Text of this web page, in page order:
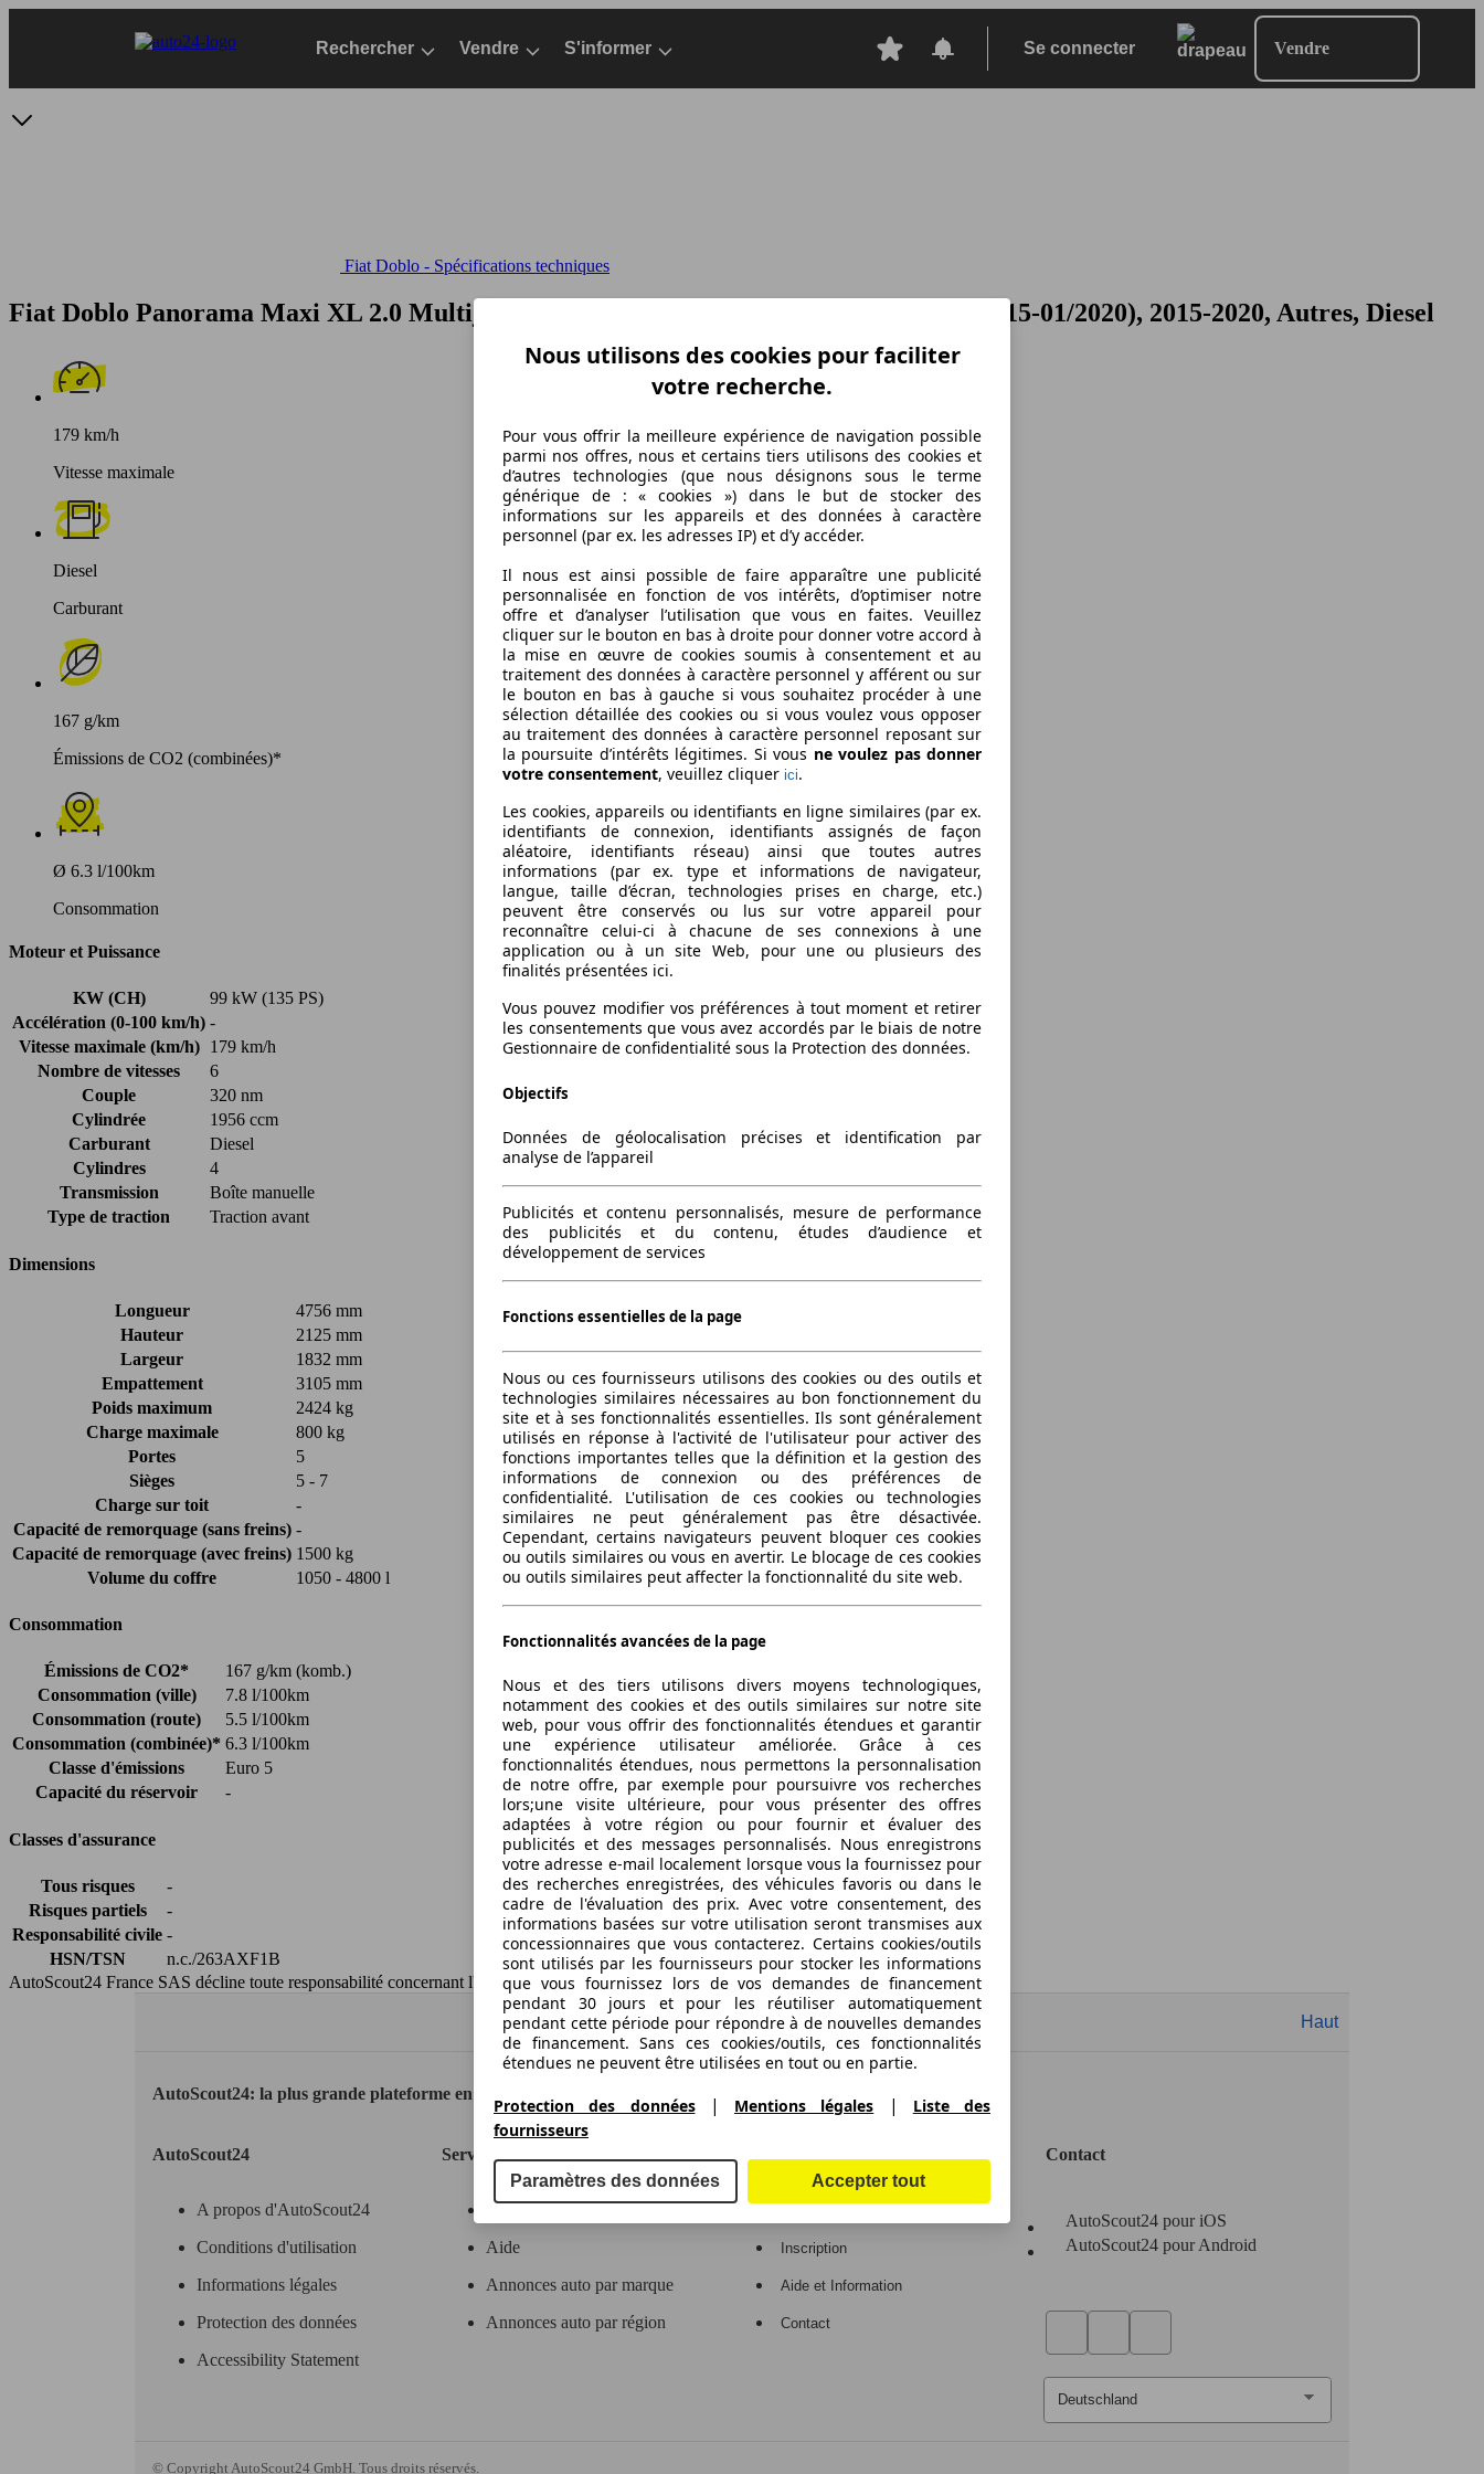
Rechercher Vendre S'informer Se connecter Vendre
Fiat Doblo - Spécifications techniques
Fiat Doblo Panorama Maxi XL 2.0 Multijet II 135 ch DPF DOBLO PANORAMA (01/2015-01/2020), 2015-2020, Autres, Diesel
179 km/h
Vitesse maximale
Diesel
Carburant
167 g/km
Émissions de CO2 (combinées)*
Ø 6.3 l/100km
Consommation
Moteur et Puissance
KW (CH)
99 kW (135 PS)
Accélération (0-100 km/h) -
Vitesse maximale (km/h)
179 km/h
Nombre de vitesses
6
Couple
320 nm
Cylindrée
1956 ccm
Carburant
Diesel
Cylindres
4
Transmission
Boîte manuelle
Type de traction
Traction avant
Dimensions
Longueur
4756 mm
Hauteur
2125 mm
Largeur
1832 mm
Empattement
3105 mm
Poids maximum
2424 kg
Charge maximale
800 kg
Portes
5
Sièges
5 - 7
Charge sur toit
-
Capacité de remorquage (sans freins) -
Capacité de remorquage (avec freins) 1500 kg
Volume du coffre
1050 - 4800 l
Consommation
Émissions de CO2*
167 g/km (komb.)
Consommation (ville)
7.8 l/100km
Consommation (route)
5.5 l/100km
Consommation (combinée)* 6.3 l/100km
Classe d'émissions
Euro 5
Capacité du réservoir
-
Classes d'assurance
Tous risques
-
Risques partiels
-
Responsabilité civile -
HSN/TSN
n.c./263AXF1B
AutoScout24 France SAS décline toute responsabilité concernant l''exactitude des indications fournies.
Haut
AutoScout24: la plus grande plateforme en ligne de voitures en Europe
AutoScout24
A propos d'AutoScout24
Conditions d'utilisation
Informations légales
Protection des données
Accessibility Statement
Service
Aide
Annonces auto par marque
Annonces auto par région
Espace Pro
Inscription
Aide et Information
Contact
Contact
AutoScout24 pour iOS
AutoScout24 pour Android
© Copyright AutoScout24 GmbH. Tous droits réservés.
Nous utilisons des cookies pour faciliter
votre recherche.
Pour vous offrir la meilleure expérience de navigation possible
parmi nos offres, nous et certains tiers utilisons des cookies et
d’autres technologies (que nous désignons sous le terme
générique de : « cookies ») dans le but de stocker des
informations sur les appareils et des données à caractère
personnel (par ex. les adresses IP) et d’y accéder.
Il nous est ainsi possible de faire apparaître une publicité
personnalisée en fonction de vos intérêts, d’optimiser notre
offre et d’analyser l’utilisation que vous en faites. Veuillez
cliquer sur le bouton en bas à droite pour donner votre accord à
la mise en œuvre de cookies soumis à consentement et au
traitement des données à caractère personnel y afférent ou sur
le bouton en bas à gauche si vous souhaitez procéder à une
sélection détaillée des cookies ou si vous voulez vous opposer
au traitement des données à caractère personnel reposant sur
la poursuite d’intérêts légitimes. Si vous ne voulez pas donner
votre consentement, veuillez cliquer ici.
Les cookies, appareils ou identifiants en ligne similaires (par ex.
identifiants de connexion, identifiants assignés de façon
aléatoire, identifiants réseau) ainsi que toutes autres
informations (par ex. type et informations de navigateur,
langue, taille d’écran, technologies prises en charge, etc.)
peuvent être conservés ou lus sur votre appareil pour
reconnaître celui-ci à chacune de ses connexions à une
application ou à un site Web, pour une ou plusieurs des
finalités présentées ici.
Vous pouvez modifier vos préférences à tout moment et retirer
les consentements que vous avez accordés par le biais de notre
Gestionnaire de confidentialité sous la Protection des données.
Objectifs
Données de géolocalisation précises et identification par
analyse de l’appareil
Publicités et contenu personnalisés, mesure de performance
des publicités et du contenu, études d’audience et
développement de services
Fonctions essentielles de la page
Nous ou ces fournisseurs utilisons des cookies ou des outils et
technologies similaires nécessaires au bon fonctionnement du
site et à ses fonctionnalités essentielles. Ils sont généralement
utilisés en réponse à l'activité de l'utilisateur pour activer des
fonctions importantes telles que la définition et la gestion des
informations de connexion ou des préférences de
confidentialité. L'utilisation de ces cookies ou technologies
similaires ne peut généralement pas être désactivée.
Cependant, certains navigateurs peuvent bloquer ces cookies
ou outils similaires ou vous en avertir. Le blocage de ces cookies
ou outils similaires peut affecter la fonctionnalité du site web.
Fonctionnalités avancées de la page
Nous et des tiers utilisons divers moyens technologiques,
notamment des cookies et des outils similaires sur notre site
web, pour vous offrir des fonctionnalités étendues et garantir
une expérience utilisateur améliorée. Grâce à ces
fonctionnalités étendues, nous permettons la personnalisation
de notre offre, par exemple pour poursuivre vos recherches
lors;une visite ultérieure, pour vous présenter des offres
adaptées à votre région ou pour fournir et évaluer des
publicités et des messages personnalisés. Nous enregistrons
votre adresse e-mail localement lorsque vous la fournissez pour
des recherches enregistrées, des véhicules favoris ou dans le
cadre de l'évaluation des prix. Avec votre consentement, des
informations basées sur votre utilisation seront transmises aux
concessionnaires que vous contacterez. Certains cookies/outils
sont utilisés par les fournisseurs pour stocker les informations
que vous fournissez lors de vos demandes de financement
pendant 30 jours et pour les réutiliser automatiquement
pendant cette période pour répondre à de nouvelles demandes
de financement. Sans ces cookies/outils, ces fonctionnalités
étendues ne peuvent être utilisées en tout ou en partie.
Nous travaillons avec 263 fournisseurs.
Protection des données| Mentions légales |
Liste des
fournisseurs
Paramètres des données Accepter tout